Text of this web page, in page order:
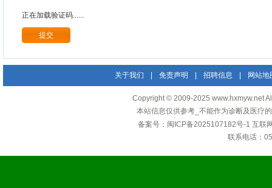
正在加载验证码......
关于我们 免责声明 招聘信息 网站地
Copyright © 2009-2025 www.hxmyw.net
本站信息仅供参考_不能作为诊断及医疗
备案号： 闽ICP备2025107182号-1 互联
联系电话：